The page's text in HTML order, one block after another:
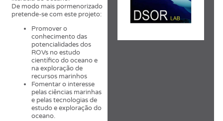
De modo mais pormenorizado
pretende-se com este projeto:
Promover o
conhecimento das
potencialidades dos
ROVs no estudo
científico do oceano e
na exploração de
recursos marinhos
Fomentar o interesse
pelas ciências marinhas
e pelas tecnologias de
estudo e exploração do
oceano.